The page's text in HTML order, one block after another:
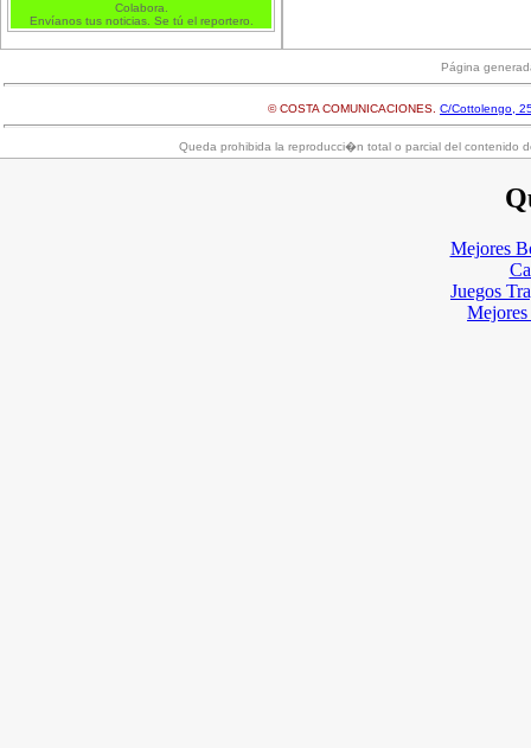
Colabora.
Envíanos tus noticias. Se tú el reportero.
Página
© COSTA COMUNICACIONES. C/Cottolengo,
Queda prohibida la reproducci�n total o parcial del contenido
Mejores
Juegos